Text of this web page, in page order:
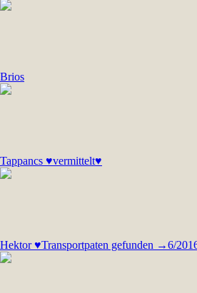
Brios
Tappancs ♥vermittelt♥
Hektor ♥Transportpaten gefunden →6/